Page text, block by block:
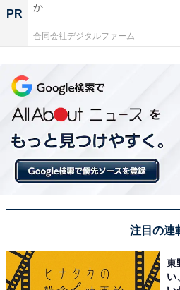
PR
か
合同会社デジタルファーム
注目の連
東
い